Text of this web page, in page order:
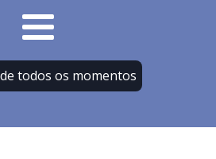
todos os momentos